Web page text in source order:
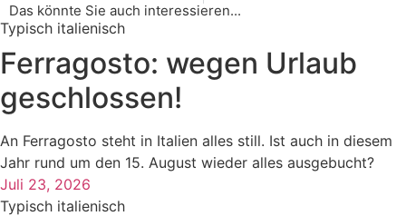
Das könnte Sie auch interessieren...​
Typisch italienisch
Ferragosto: wegen Urlaub
geschlossen!
An Ferragosto steht in Italien alles still. Ist auch in diesem
Jahr rund um den 15. August wieder alles ausgebucht?
Juli 23, 2026
Typisch italienisch